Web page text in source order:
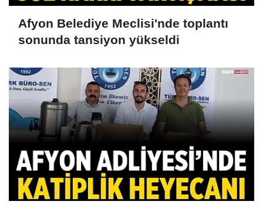
Afyon Belediye Meclisi'nde toplantı
sonunda tansiyon yükseldi